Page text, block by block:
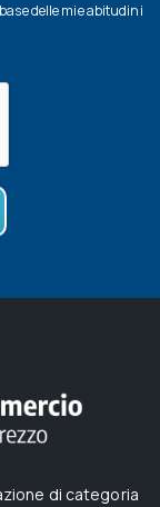
delle mie abitudini
di categoria